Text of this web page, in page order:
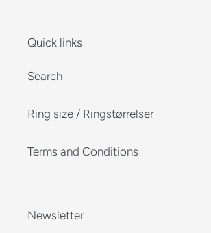
Quick links
Search
Ring size / Ringstørrelser
Terms and Conditions
Newsletter